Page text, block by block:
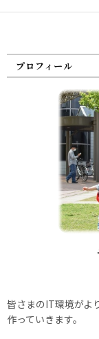
プロフィール
皆さまのIT環境がよ
作っていきます。